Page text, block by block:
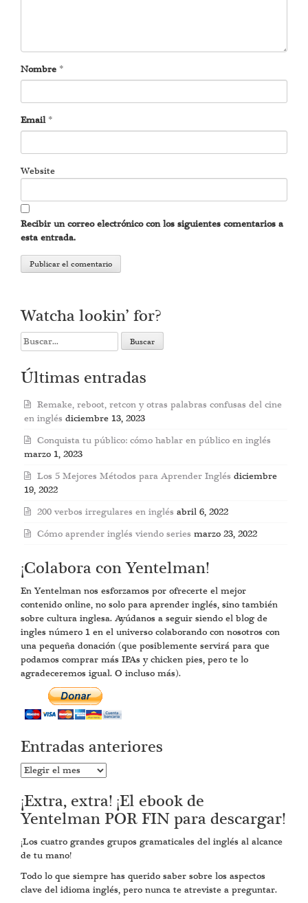
Nombre *
Email *
Website
Recibir un correo electrónico con los siguientes comentarios a
esta entrada.
Watcha lookin’ for?
Search
for:
Últimas entradas
Remake, reboot, retcon y otras palabras confusas del cine
en inglés diciembre 13, 2023
Conquista tu público: cómo hablar en público en inglés
marzo 1, 2023
Los 5 Mejores Métodos para Aprender Inglés diciembre
19, 2022
200 verbos irregulares en inglés abril 6, 2022
Cómo aprender inglés viendo series marzo 23, 2022
¡Colabora con Yentelman!
En Yentelman nos esforzamos por ofrecerte el mejor
contenido online, no solo para aprender inglés, sino también
sobre cultura inglesa. Ayúdanos a seguir siendo el blog de
ingles número 1 en el universo colaborando con nosotros con
una pequeña donación (que posiblemente servirá para que
podamos comprar más IPAs y chicken pies, pero te lo
agradeceremos igual. O incluso más).
Entradas anteriores
Entradas
¡Extra, extra! ¡El ebook de
Yentelman POR FIN para descargar!
¡Los cuatro grandes grupos gramaticales del inglés al alcance
de tu mano!
Todo lo que siempre has querido saber sobre los aspectos
clave del idioma inglés, pero nunca te atreviste a preguntar.